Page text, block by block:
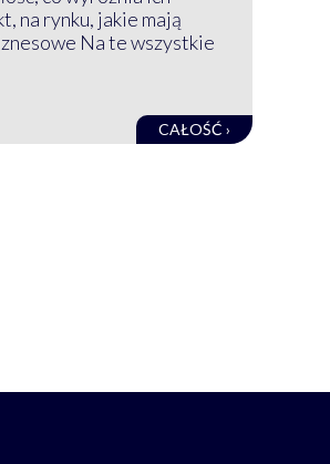
na rynku, jakie mają
Na te wszystkie
CAŁOŚĆ ›